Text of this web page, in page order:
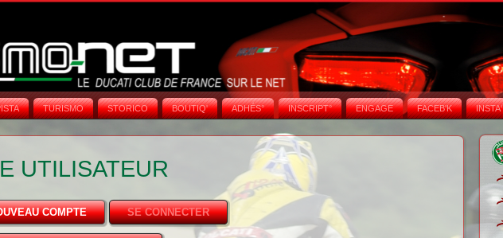
TURISMO STORICO BOUTIQ' ADHÉS° INSCRIPT° ENGAGE FACEB'K INSTA‘
UTILISATEUR
COMPTE(ONGLET ACTIF)SE CONNECTER